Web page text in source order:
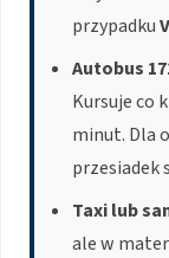
przypadku
Autobus
Kursuje co
minut. Dla
przesiadek
Taxi lub
ale w